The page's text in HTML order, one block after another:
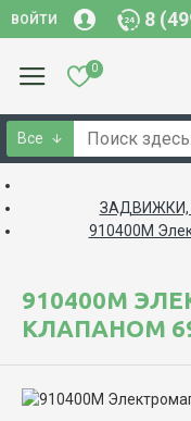
ВОЙТИ 8
0
Все
ЗАДВИЖКИ,
910400М
910400М
КЛАПАНОМ